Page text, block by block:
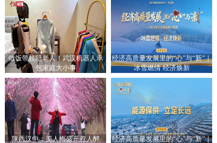
做饭带娃陪老人！武汉机器人承
包家庭大小事
经济高质量发展里的“心”与“新”｜
冰雪燃情 经济焕新
陕西汉中：美人梅盛开惹人醉
经济高质量发展里的“心”与“新”｜